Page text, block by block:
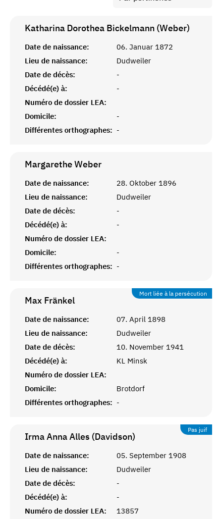
Katharina Dorothea Bickelmann (Weber)
Date de naissance:
06. Januar 1872
Lieu de naissance:
Dudweiler
Date de décès:
-
Décédé(e) à:
-
Numéro de dossier LEA:
Domicile:
-
Différentes orthographes: -
MargaretheWeber
Date de naissance:
28. Oktober 1896
Lieu de naissance:
Dudweiler
Date de décès:
-
Décédé(e) à:
-
Numéro de dossier LEA:
Domicile:
-
Différentes orthographes: -
Mort liée à la persécution
Max Fränkel
Date de naissance:
07. April 1898
Lieu de naissance:
Dudweiler
Date de décès:
10. November 1941
Décédé(e) à:
KL Minsk
Numéro de dossier LEA:
Domicile:
Brotdorf
Différentes orthographes: -
Pas juif
Irma Anna Alles (Davidson)
Date de naissance:
05. September 1908
Lieu de naissance:
Dudweiler
Date de décès:
-
Décédé(e) à:
-
Numéro de dossier LEA:
13857